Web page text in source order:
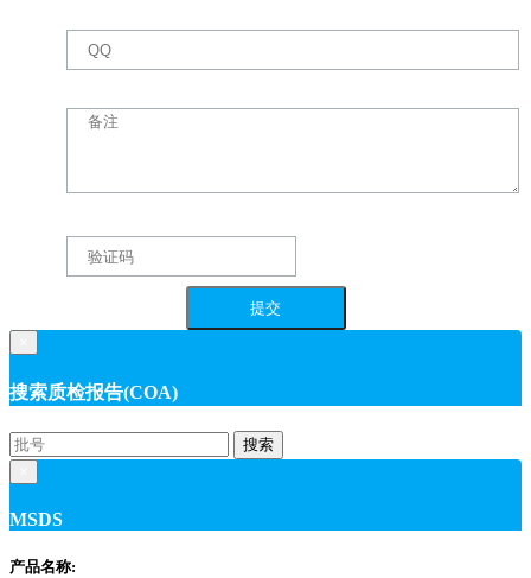
搜索质检报告(COA)
搜索
MSDS
产品名称: